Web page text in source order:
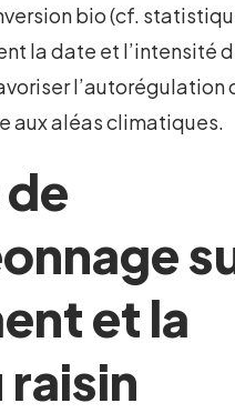
bio (cf.
la date et l’intensité
l’autorégulation
aux aléas climatiques.
et la